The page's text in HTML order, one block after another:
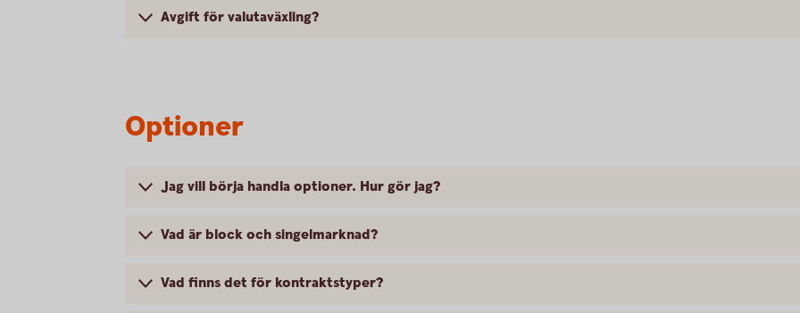
Avgift för valutaväxling?
Optioner
Jag vill börja handla optioner. Hur gör jag?
Vad är block och singelmarknad?
Vad finns det för kontraktstyper?